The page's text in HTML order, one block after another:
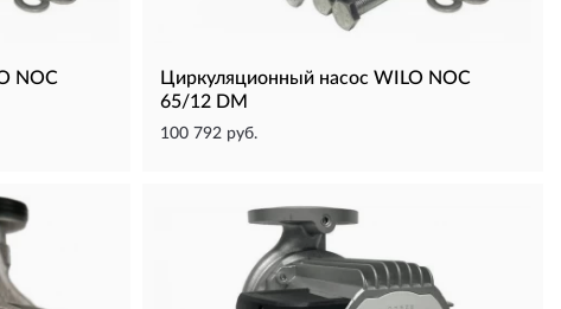
NOC
Циркуляционный насос WILO NOC
65/12 DM
100 792 руб.